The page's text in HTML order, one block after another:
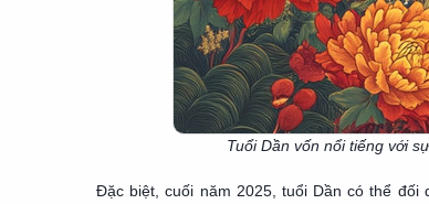
Tuổi Dần vốn nổi tiếng với
Đặc biệt, cuối năm 2025, tuổi Dần có thể